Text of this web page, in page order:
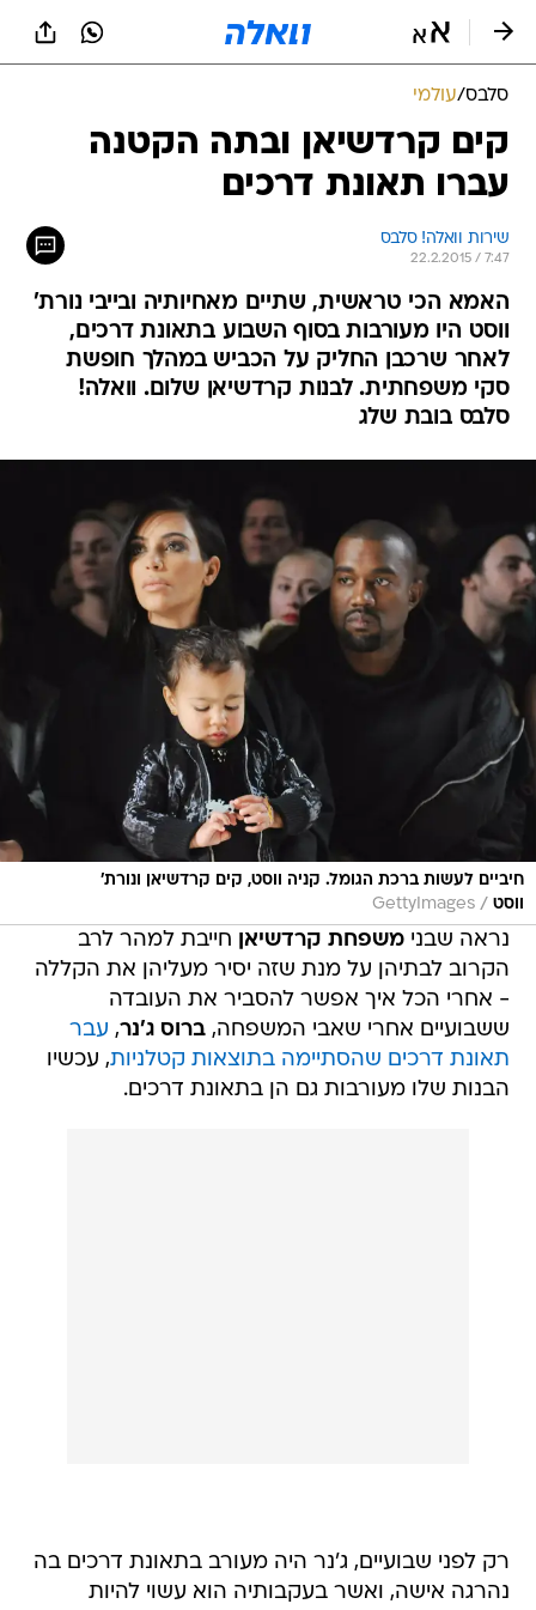
סלבס/עולמי
קים קרדשיאן ובתה הקטנה
עברו תאונת דרכים
שירות וואלה! סלבס
22.2.2015 / 7:47
האמא הכי טראשית, שתיים מאחיותיה ובייבי נורת'
ווסט היו מעורבות בסוף השבוע בתאונת דרכים,
לאחר שרכבן החליק על הכביש במהלך חופשת
סקי משפחתית. לבנות קרדשיאן שלום. וואלה!
סלבס בובת שלג
חיביים לעשות ברכת הגומל. קניה ווסט, קים קרדשיאן ונורת'
ווסט /
GettyImages
נראה שבנימשפחת קרדשיאן חייבת למהר לרב
הקרוב לבתיהן על מנת שזה יסיר מעליהן את הקללה
- אחרי הכל איך אפשר להסביר את העובדה
ששבועיים אחרי שאבי המשפחה,ברוס ג'נר, עבר
תאונת דרכים שהסתיימה בתוצאות קטלניות, עכשיו
הבנות שלו מעורבות גם הן בתאונת דרכים.
רק לפני שבועיים, ג'נר היה מעורב בתאונת דרכים בה
נהרגה אישה, ואשר בעקבותיה הוא עשוי להיות